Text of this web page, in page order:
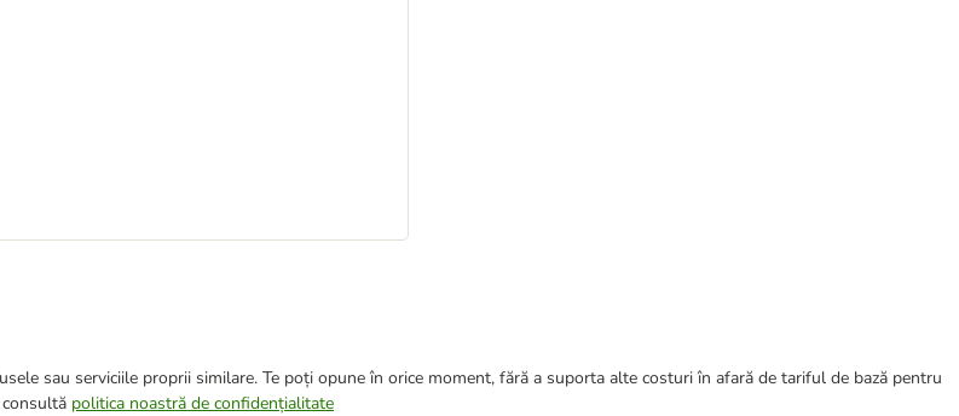
sau serviciile proprii similare. Te poți opune în orice moment, fără a suporta alte costuri în afară de tariful de bază pentru
politica noastră de confidențialitate